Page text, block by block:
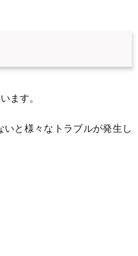
ます。
と様々なトラブルが発生し